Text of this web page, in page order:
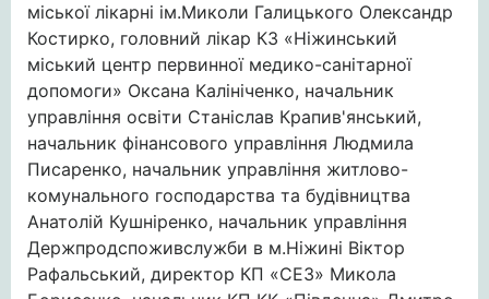
міської лікарні ім.Миколи Галицького Олександр
Костирко, головний лікар КЗ «Ніжинський
міський центр первинної медико-санітарної
допомоги» Оксана Калініченко, начальник
управління освіти Станіслав Крапив'янський,
начальник фінансового управління Людмила
Писаренко, начальник управління житлово-
комунального господарства та будівництва
Анатолій Кушніренко, начальник управління
Держпродспоживслужби в м.Ніжині Віктор
Рафальський, директор КП «СЕЗ» Микола